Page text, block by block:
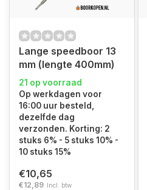
Lange speedboor 13
mm (lengte 400mm)
21 op voorraad
Op werkdagen voor
16:00 uur besteld,
dezelfde dag
verzonden. Korting: 2
stuks 6% - 5 stuks 10% -
10 stuks 15%
€10,65
€12,89 Incl. btw